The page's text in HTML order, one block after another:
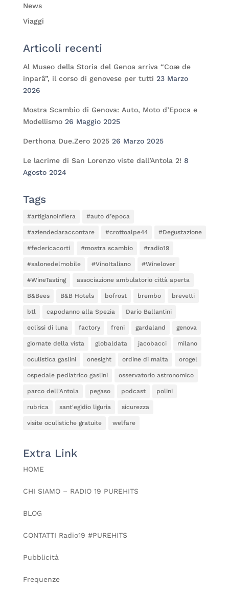
News
Viaggi
Articoli recenti
Al Museo della Storia del Genoa arriva “Coæ de
inparâ”, il corso di genovese per tutti 23 Marzo
2026
Mostra Scambio di Genova: Auto, Moto d’Epoca e
Modellismo 26 Maggio 2025
Derthona Due.Zero 2025 26 Marzo 2025
Le lacrime di San Lorenzo viste dall’Antola 2! 8
Agosto 2024
Tags
#artigianoinfiera #auto d’epoca
#aziendedaraccontare #crottoalpe44 #Degustazione
#federicacorti #mostra scambio #radio19
#salonedelmobile #VinoItaliano #Winelover
#WineTasting associazione ambulatorio città aperta
B&Bees B&B Hotels bofrost brembo brevetti
btl capodanno alla Spezia Dario Ballantini
eclissi di luna factory freni gardaland genova
giornate della vista globaldata jacobacci milano
oculistica gaslini onesight ordine di malta orogel
ospedale pediatrico gaslini osservatorio astronomico
parco dell'Antola pegaso podcast polini
rubrica sant'egidio liguria sicurezza
visite oculistiche gratuite welfare
Extra Link
HOME
CHI SIAMO – RADIO 19 PUREHITS
BLOG
CONTATTI Radio19 #PUREHITS
Pubblicità
Frequenze